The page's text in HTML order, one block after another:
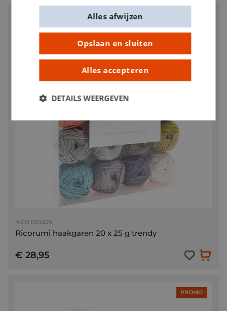
RICO DESIGN
Ricorumi haakgaren 20 x 25 g trendy
€ 28,95
PROMO
Opslaan en sluiten
Alles accepteren
Alles afwijzen
DETAILS WEERGEVEN